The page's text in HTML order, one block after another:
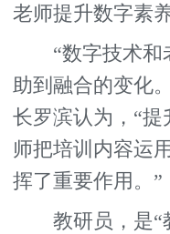
老师提升数字素养
“数字技术和
助到融合的变化
长罗滨认为，“
师把培训内容运
挥了重要作用。”
教研员，是“